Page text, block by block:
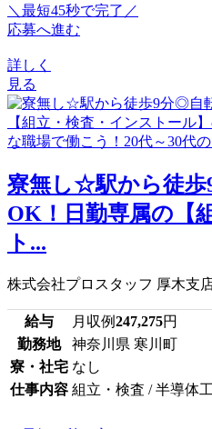
＼最短45秒で完了／
応募へ進む
詳しく
見る
寮無し☆駅から徒
OK！日勤専属の【
ト...
株式会社プロスタッフ 厚木支
給与 月収例247,275円
勤務地
神奈川県 寒川町
寮・社宅 なし
仕事内容 組立・検査 / 半導体